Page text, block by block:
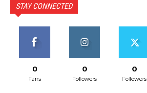
STAY CONNECTED
0
Fans
0
Followers
0
Followers